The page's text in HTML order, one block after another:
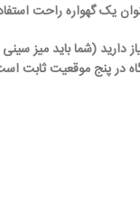
یک گهواره راحت
(شما باید میز سینی
در پنج موقعیت ثابت